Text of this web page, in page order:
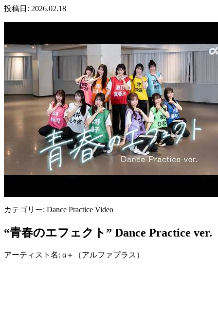
投稿日: 2026.02.18
カテゴリー: Dance Practice Video
“青春のエフェクト” Dance Practice ver.
アーティスト名: α＋（アルファプラス）